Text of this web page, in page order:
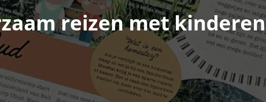
reizen met kinderen